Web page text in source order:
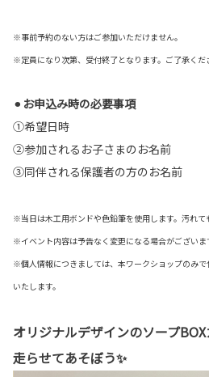
※事前予約のない方はご参加いただけません。
※定員になり次第、受付終了となります。ご了承くだ
⚫︎ お申込み時の必要事項
①希望日時
②参加されるお子さまのお名前
③同伴される保護者の方のお名前
※当日は木工用ボンドや色鉛筆を使用します。汚れて
※イベント内容は予告なく変更になる場合がございま
※個人情報につきましては、本ワークショップのみ
いたします。
オリジナルデザインのソープ
走らせてあそぼう✨